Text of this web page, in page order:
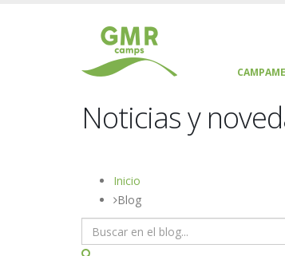
Noticias y
Inicio
Blog